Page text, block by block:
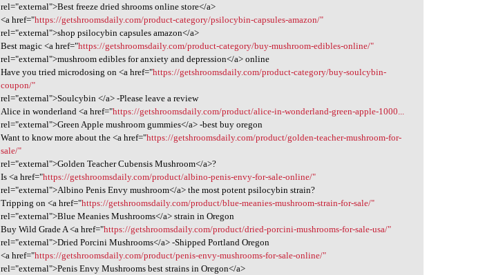
rel="external">Best freeze dried shrooms online store</a>
<a href="https://getshroomsdaily.com/product-category/psilocybin-capsules-amazon/"
rel="external">shop psilocybin capsules amazon</a>
Best magic <a href="https://getshroomsdaily.com/product-category/buy-mushroom-edibles-online/"
rel="external">mushroom edibles for anxiety and depression</a> online
Have you tried microdosing on <a href="https://getshroomsdaily.com/product-category/buy-soulcybin-
coupon/"
rel="external">Soulcybin </a> -Please leave a review
Alice in wonderland <a href="https://getshroomsdaily.com/product/alice-in-wonderland-green-apple-1000...
rel="external">Green Apple mushroom gummies</a> -best buy oregon
Want to know more about the <a href="https://getshroomsdaily.com/product/golden-teacher-mushroom-for-
sale/"
rel="external">Golden Teacher Cubensis Mushroom</a>?
Is <a href="https://getshroomsdaily.com/product/albino-penis-envy-for-sale-online/"
rel="external">Albino Penis Envy mushroom</a> the most potent psilocybin strain?
Tripping on <a href="https://getshroomsdaily.com/product/blue-meanies-mushroom-strain-for-sale/"
rel="external">Blue Meanies Mushrooms</a> strain in Oregon
Buy Wild Grade A <a href="https://getshroomsdaily.com/product/dried-porcini-mushrooms-for-sale-usa/"
rel="external">Dried Porcini Mushrooms</a> -Shipped Portland Oregon
<a href="https://getshroomsdaily.com/product/penis-envy-mushrooms-for-sale-online/"
rel="external">Penis Envy Mushrooms best strains in Oregon</a>